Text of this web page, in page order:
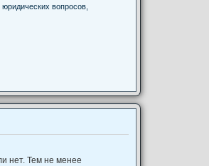
вопросов,
нет. Тем не менее